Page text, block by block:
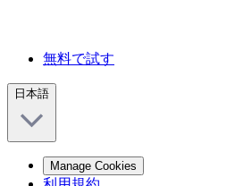
無料で試す
日本語
Manage Cookies